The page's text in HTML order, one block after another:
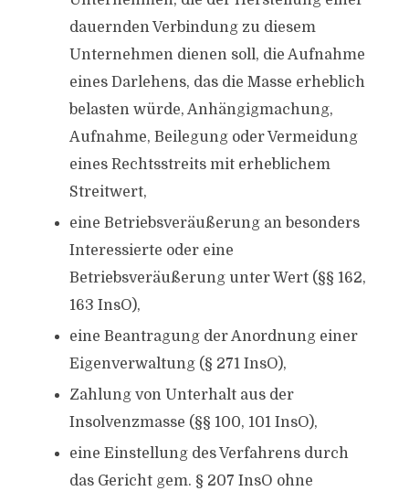
dauernden Verbindung zu diesem
Unternehmen dienen soll, die Aufnahme
eines Darlehens, das die Masse erheblich
belasten würde, Anhängigmachung,
Aufnahme, Beilegung oder Vermeidung
eines Rechtsstreits mit erheblichem
Streitwert,
eine Betriebsveräußerung an besonders
Interessierte oder eine
Betriebsveräußerung unter Wert (§§ 162,
163 InsO),
eine Beantragung der Anordnung einer
Eigenverwaltung (§ 271 InsO),
Zahlung von Unterhalt aus der
Insolvenzmasse (§§ 100, 101 InsO),
eine Einstellung des Verfahrens durch
das Gericht gem. § 207 InsO ohne